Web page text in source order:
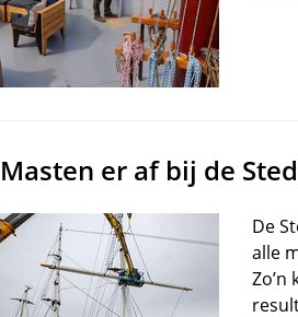
Masten er af bij de
De
alle